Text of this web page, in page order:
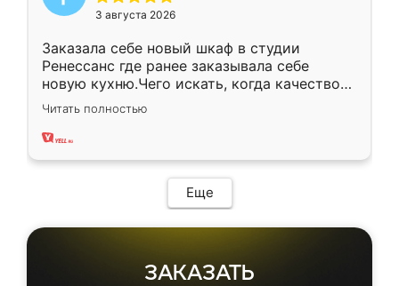
3 августа 2026
Заказала себе новый шкаф в студии
Ренессанс где ранее заказывала себе
новую кухню.Чего искать, когда качеством
вполне довольна. Служит кухня уже почти
два года, нареканий нет.
Читать полностью
Еще
ЗАКАЗАТЬ